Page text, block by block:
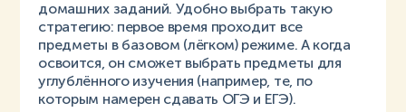
домашних заданий. Удобно выбрать такую
стратегию: первое время проходит все
предметы в базовом (лёгком) режиме. А когда
освоится, он сможет выбрать предметы для
углублённого изучения (например, те, по
которым намерен сдавать ОГЭ и ЕГЭ).